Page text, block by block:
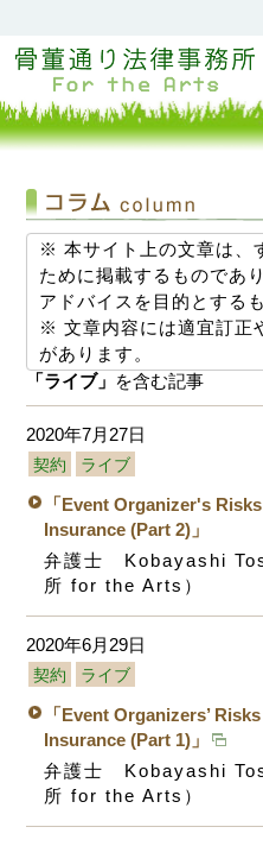
※ 本サイト上の文章は、
ために掲載するものであ
アドバイスを目的とする
※ 文章内容には適宜訂正
があります。
「ライブ」 を含む記事
2020年7月27日
契約 ライブ
「Event Organizer's
Insurance (Part 2)」
弁護士 Kobayashi
所 for the Arts）
2020年6月29日
契約 ライブ
「Event Organizers’
Insurance (Part 1)」
弁護士 Kobayashi
所 for the Arts）